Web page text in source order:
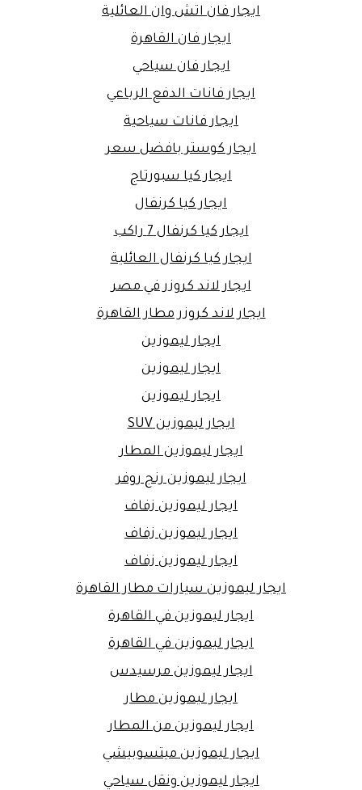
ايجار فان اتش وان العائلية
ايجار فان القاهرة
ايجار فان سياحي
ايجار فانات الدفع الرباعي
ايجار فانات سياحية
ايجار كوستر بافضل سعر
ايجار كيا سبورتاج
ايجار كيا كرنفال
ايجار كيا كرنفال 7 راكب
ايجار كيا كرنفال العائلية
ايجار لاند كروزر في مصر
ايجار لاند كروزر مطار القاهرة
ايجار ليموزين
ايجار ليموزين
ايجار ليموزين
ايجار ليموزين SUV
ايجار ليموزين المطار
ايجار ليموزين رنج روفر
ايجار ليموزين زفاف
ايجار ليموزين زفاف
ايجار ليموزين زفاف
ايجار ليموزين سيارات مطار القاهرة
ايجار ليموزين في القاهرة
ايجار ليموزين في القاهرة
ايجار ليموزين مرسيدس
ايجار ليموزين مطار
ايجار ليموزين من المطار
ايجار ليموزين ميتسوبيشي
ايجار ليموزين ونقل سياحي